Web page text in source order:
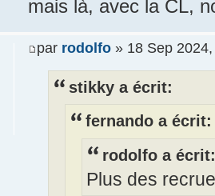
mais là, avec la CL,
par rodolfo » 18 Sep
stikky a écrit:
fernando a écrit:
rodolfo a écrit:
Plus des